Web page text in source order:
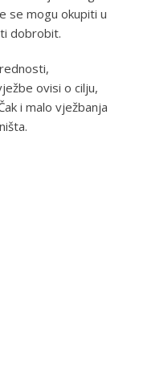
se mogu okupiti u
dobrobit.
ovisi o cilju,
i malo vježbanja